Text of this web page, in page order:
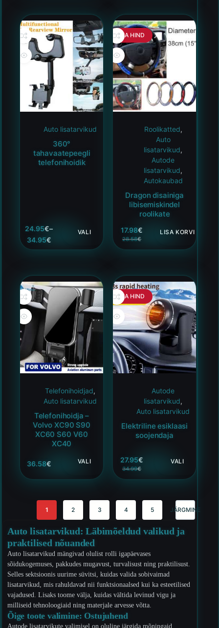
Auto lisatarvikud
360°
tahavaatepeegli
telefonihoidik
24.95€–
34.95€
VALI
HEA HIND
Roolikatted,
Auto
lisatarvikud,
Autode
lisatarvikud,
Autokaubad
Dragon disainiga
libisemiskindel
roolikate
28.58€
17.98€ LISA KORVI
Telefonihoidjad,
Auto lisatarvikud
Telefonihoidja –
Volvo XC90 S90
XC60 S60 V60
XC40
36.58€ VALI
HEA HIND
Autode
lisatarvikud,
Auto lisatarvikud
Elektriline esiklaasi
soojendaja
34.99€
27.95€ VALI
1 2 3 4 5 JÄRGMINE
Auto lisatarvikud: Läbimõeldud valikud ja
praktilised nõuanded
Auto lisatarvikud mängivad olulist rolli igapäevases
sõidukogemuses, pakkudes mugavust, turvalisust ning praktilisust.
Selles sektsioonis uurime süvitsi, kuidas valida sobivaimad
lisatarvikud, mis rahuldavad nii funktsionaalsed kui ka esteetilised
vajadused. Lisaks toome välja, kuidas vältida levinud vigu ja
milliseid tehnoloogiaid ning materjale arvesse võtta.
Õige toote valimine: Ostujuhend
Autode lisatarvikute valimisel on oluline järgida mõningaid